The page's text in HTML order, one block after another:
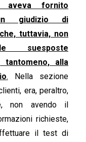
aveva fornito
giudizio di
tuttavia, non
suesposte
alla
. Nella sezione
era, peraltro,
non avendo il
richieste,
il test di